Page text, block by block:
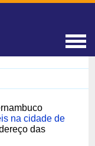
na cidade de
das